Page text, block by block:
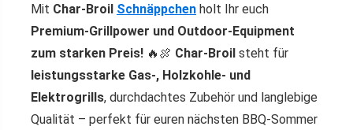
Mit Char-Broil Schnäppchen holt Ihr euch
Premium-Grillpower und Outdoor-Equipment
zum starken Preis! 🔥🍖 Char-Broil steht für
leistungsstarke Gas-, Holzkohle- und
Elektrogrills, durchdachtes Zubehör und langlebige
Qualität – perfekt für euren nächsten BBQ-Sommer